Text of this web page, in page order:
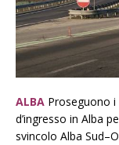
ALBA Proseguono
d’ingresso in Alba
svincolo Alba